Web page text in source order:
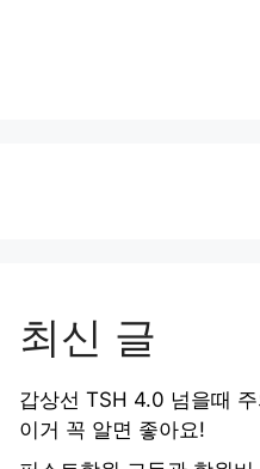
최신 글
갑상선 TSH 4.0 넘을때
이거 꼭 알면 좋아요!